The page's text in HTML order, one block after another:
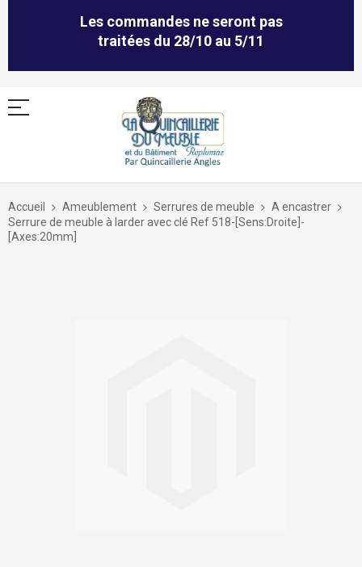
Les commandes ne seront pas
traitées du 28/10 au 5/11
Allez
contenu
Accueil Ameublement Serrures de meuble
A encastrer
Serrure de meuble à larder avec clé Ref 518-[Sens:Droite]-
[Axes:20mm]